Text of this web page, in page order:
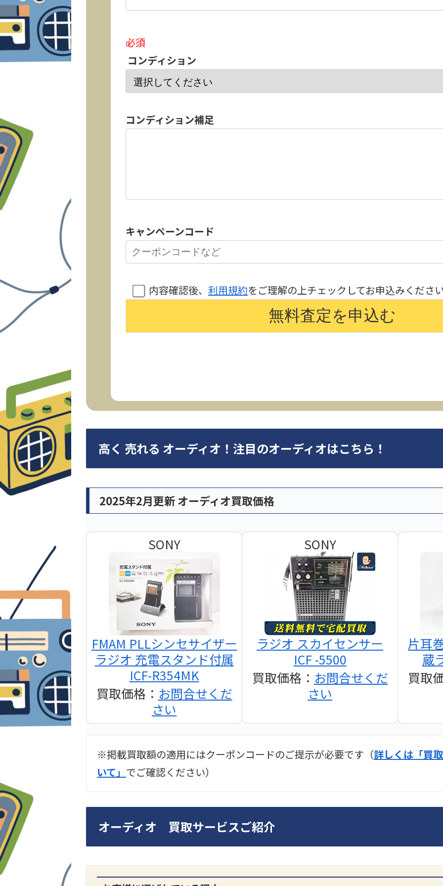
必須
コンディション
コンディション補足
キャンペーンコード
内容確認後、 利用規約をご理解の上チェックしてお申込みくださ
高く 売れる オーディオ！注目のオーディオはこちら！
2025年2月更新 オーディオ買取価格
SONY
FMAM PLLシンセサイザー
ラジオ 充電スタンド付属
ICF-R354MK
買取価格： お問合せくだ
さい
SONY
ラジオ スカイセンサー
ICF -5500
買取価格： お問合せくだ
さい
片耳
蔵
買取
2024年12月更新 オーディオ買取価格
LUXKIT
A3300 真空管プリアンプ
SONY
DA7000ES アンプ
PMA-
※掲載買取額の適用にはクーポンコードのご提示が必要です（詳しくは「買
いて」 でご確認ください）
オーディオ 買取サービスご紹介